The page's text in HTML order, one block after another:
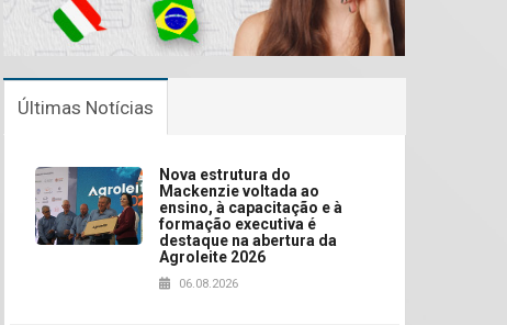
Últimas Notícias
Nova estrutura do
Mackenzie voltada ao
ensino, à capacitação e à
formação executiva é
destaque na abertura da
Agroleite 2026
06.08.2026